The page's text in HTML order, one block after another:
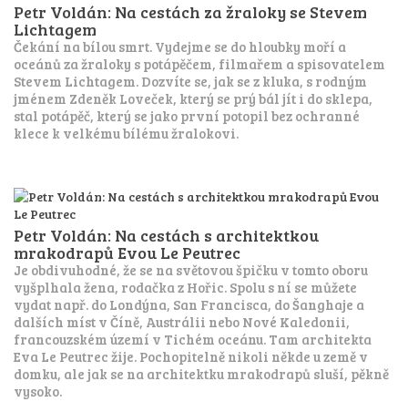
Petr Voldán: Na cestách za žraloky se Stevem
Lichtagem
Čekání na bílou smrt. Vydejme se do hloubky moří a
oceánů za žraloky s potápěčem, filmařem a spisovatelem
Stevem Lichtagem. Dozvíte se, jak se z kluka, s rodným
jménem Zdeněk Loveček, který se prý bál jít i do sklepa,
stal potápěč, který se jako první potopil bez ochranné
klece k velkému bílému žralokovi.
Petr Voldán: Na cestách s architektkou
mrakodrapů Evou Le Peutrec
Je obdivuhodné, že se na světovou špičku v tomto oboru
vyšplhala žena, rodačka z Hořic. Spolu s ní se můžete
vydat např. do Londýna, San Francisca, do Šanghaje a
dalších míst v Číně, Austrálii nebo Nové Kaledonii,
francouzském území v Tichém oceánu. Tam architekta
Eva Le Peutrec žije. Pochopitelně nikoli někde u země v
domku, ale jak se na architektku mrakodrapů sluší, pěkně
vysoko.